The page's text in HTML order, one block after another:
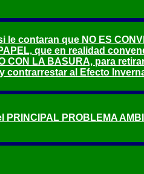
le contaran que NO ES
que en realidad
CON LA BASURA, para
contrarrestar al Efecto
PRINCIPAL PROBLEMA